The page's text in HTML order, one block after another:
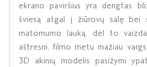
ekrano paviršius yra dengtas
šviesą atgal į žiūrovų salę bei
matomumo lauką, dėl to
aštresni, filmo metu mažiau
3D akinių modelis pasižymi